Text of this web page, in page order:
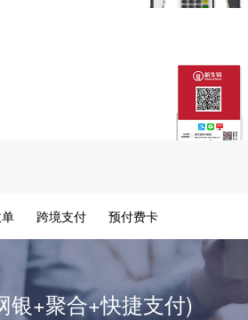
跨境支付 预付费卡
银+聚合+快捷支付)